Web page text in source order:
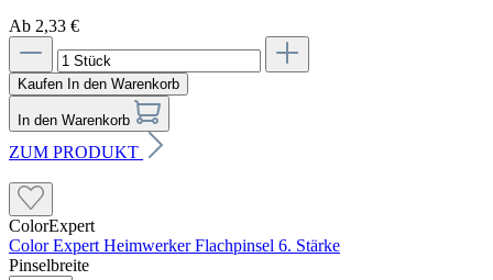
Ab 2,33 €
Kaufen In den Warenkorb
In den Warenkorb
ZUM PRODUKT
ColorExpert
Color Expert Heimwerker Flachpinsel 6. Stärke
Pinselbreite